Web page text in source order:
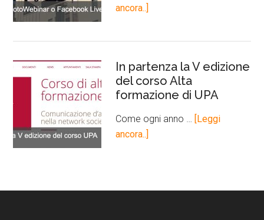
ancora..]
In partenza la V edizione
del corso Alta
formazione di UPA
Come ogni anno …
[Leggi
ancora..]